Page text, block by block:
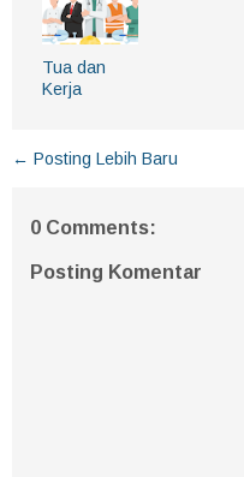
Tua dan
Kerja
← Posting Lebih Baru
0 Comments:
Posting Komentar